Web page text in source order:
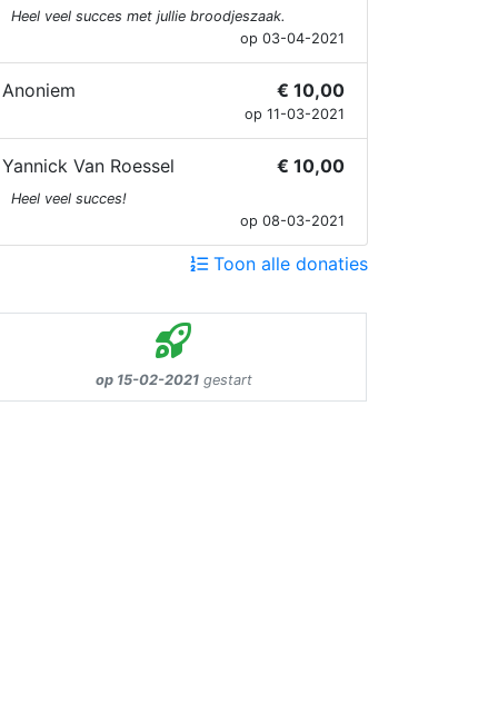
Heel veel succes met jullie broodjeszaak.
op 03-04-2021
Anoniem € 10,00
op 11-03-2021
Yannick Van Roessel € 10,00
Heel veel succes!
op 08-03-2021
Toon alle donaties
op 15-02-2021gestart